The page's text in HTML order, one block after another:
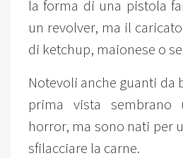
la forma di una pistola
un revolver, ma il
di ketchup, maionese o
Notevoli anche guanti da
prima vista
horror, ma sono nati per
sfilacciare la carne.